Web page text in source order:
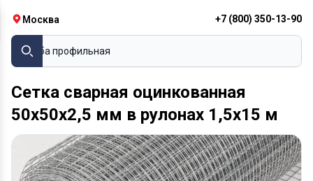
Москва +7 (800) 350-13-90
Труба профильная
Сетка сварная оцинкованная
50х50х2,5 мм в рулонах 1,5х15 м